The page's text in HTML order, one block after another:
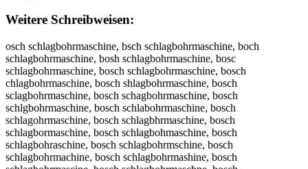
Weitere Schreibweisen:
osch schlagbohrmaschine, bsch schlagbohrmaschine, boch schlagbohrmaschine, bosh schlagbohrmaschine, bosc schlagbohrmaschine, bosch schlagbohrmaschine, bosch chlagbohrmaschine, bosch shlagbohrmaschine, bosch sclagbohrmaschine, bosch schagbohrmaschine, bosch schlgbohrmaschine, bosch schlabohrmaschine, bosch schlagohrmaschine, bosch schlagbhrmaschine, bosch schlagbormaschine, bosch schlagbohmaschine, bosch schlagbohraschine, bosch schlagbohrmschine, bosch schlagbohrmachine, bosch schlagbohrmashine, bosch schlagbohrmascine, bosch schlagbohrmaschne, bosch schlagbohrmaschie, bosch schlagbohrmaschin, bbosch schlagbohrmaschine, boosch schlagbohrmaschine, bossch schlagbohrmaschine, boscch schlagbohrmaschine, boschh schlagbohrmaschine, bosch sschlagbohrmaschine, bosch scchlagbohrmaschine, bosch schhlagbohrmaschine, bosch schllagbohrmaschine, bosch schlaagbohrmaschine, bosch schlaggbohrmaschine, bosch schlagbbohrmaschine, bosch schlagboohrmaschine, bosch schlagbohhrmaschine, bosch schlagbohrrmaschine, bosch schlagbohrmmaschine, bosch schlagbohrmaaschine, bosch schlagbohrmasschine, bosch schlagbohrmascchine, bosch schlagbohrmaschhine, bosch schlagbohrmaschiine, bosch schlagbohrmaschinne, bosch schlagbohrmaschinee, obsch schlagbohrmaschine, bsoch schlagbohrmaschine, bocsh schlagbohrmaschine, boshc schlagbohrmaschine, bosc hschlagbohrmaschine, boschs chlagbohrmaschine, bosch cshlagbohrmaschine, bosch shclagbohrmaschine, bosch sclhagbohrmaschine, bosch schalgbohrmaschine, bosch schlgabohrmaschine, bosch schlabgohrmaschine, bosch schlagobhrmaschine, bosch schlagbhormaschine, bosch schlagborhmaschine, bosch schlagbohmraschine, bosch schlagbohramschine, bosch schlagbohrmsachine, bosch schlagbohrmacshine, bosch schlagbohrmashcine, bosch schlagbohrmascihne, bosch schlagbohrmaschnie, bosch schlagbohrmaschien, boschschlagbohrmaschine, osch schlagbohrmaschine, vosch schlagbohrmaschine, fosch schlagbohrmaschine, gosch schlagbohrmaschine, hosch schlagbohrmaschine, nosch schlagbohrmaschine, bisch schlagbohrmaschine, bksch schlagbohrmaschine, blsch schlagbohrmaschine, bpsch schlagbohrmaschine, b9sch schlagbohrmaschine, b0sch schlagbohrmaschine, boqch schlagbohrmaschine, bowch schlagbohrmaschine, boech schlagbohrmaschine, bozch schlagbohrmaschine, boxch schlagbohrmaschine, bocch schlagbohrmaschine, bos h schlagbohrmaschine, bosxh schlagbohrmaschine, bossh schlagbohrmaschine, bosdh schlagbohrmaschine, bosfh schlagbohrmaschine, bosvh schlagbohrmaschine, boscb schlagbohrmaschine, boscg schlagbohrmaschine, bosct schlagbohrmaschine, boscy schlagbohrmaschine, boscu schlagbohrmaschine, boscj schlagbohrmaschine, boscm schlagbohrmaschine, boscn schlagbohrmaschine, bosch qchlagbohrmaschine, bosch wchlagbohrmaschine, bosch echlagbohrmaschine, bosch zchlagbohrmaschine, bosch xchlagbohrmaschine, bosch cchlagbohrmaschine, bosch s hlagbohrmaschine, bosch sxhlagbohrmaschine, bosch sshlagbohrmaschine, bosch sdhlagbohrmaschine, bosch sfhlagbohrmaschine, bosch svhlagbohrmaschine, bosch scblagbohrmaschine, bosch scglagbohrmaschine, bosch sctlagbohrmaschine, bosch scylagbohrmaschine, bosch sculagbohrmaschine, bosch scjlagbohrmaschine, bosch scmlagbohrmaschine, bosch scnlagbohrmaschine, bosch schpagbohrmaschine, bosch schoagbohrmaschine, bosch schiagbohrmaschine, bosch schkagbohrmaschine, bosch schmagbohrmaschine, bosch schlqgbohrmaschine, bosch schlwgbohrmaschine, bosch schlzgbohrmaschine, bosch schlxgbohrmaschine, bosch schlarbohrmaschine, bosch schlafbohrmaschine, bosch schlavbohrmaschine, bosch schlatbohrmaschine, bosch schlabbohrmaschine, bosch schlaybohrmaschine, bosch schlahbohrmaschine, bosch schlanbohrmaschine, bosch schlag ohrmaschine, bosch schlagvohrmaschine, bosch schlagfohrmaschine, bosch schlaggohrmaschine, bosch schlaghohrmaschine, bosch schlagnohrmaschine, bosch schlagbihrmaschine, bosch schlagbkhrmaschine, bosch schlagblhrmaschine, bosch schlagbphrmaschine, bosch schlagb9hrmaschine, bosch schlagb0hrmaschine, bosch schlagbobrmaschine, bosch schlagbogrmaschine, bosch schlagbotrmaschine, bosch schlagboyrmaschine, bosch schlagbourmaschine, bosch schlagbojrmaschine, bosch schlagbomrmaschine, bosch schlagbonrmaschine, bosch schlagbohemaschine, bosch schlagbohdmaschine, bosch schlagbohfmaschine, bosch schlagbohgmaschine, bosch schlagbohtmaschine, bosch schlagboh4maschine, bosch schlagboh5maschine, bosch schlagbohr aschine, bosch schlagbohrnaschine, bosch schlagbohrhaschine, bosch schlagbohrjaschine, bosch schlagbohrkaschine, bosch schlagbohrlaschine, bosch schlagbohrmqschine, bosch schlagbohrmwschine, bosch schlagbohrmzschine, bosch schlagbohrmxschine, bosch schlagbohrmaqchine, bosch schlagbohrmawchine, bosch schlagbohrmaechine, bosch schlagbohrmazchine, bosch schlagbohrmaxchine, bosch schlagbohrmacchine, bosch schlagbohrmas hine, bosch schlagbohrmasxhine, bosch schlagbohrmasshine, bosch schlagbohrmasdhine, bosch schlagbohrmasfhine, bosch schlagbohrmasvhine, bosch schlagbohrmascbine, bosch schlagbohrmascgine, bosch schlagbohrmasctine, bosch schlagbohrmascyine, bosch schlagbohrmascuine, bosch schlagbohrmascjine, bosch schlagbohrmascmine, bosch schlagbohrmascnine, bosch schlagbohrmaschune, bosch schlagbohrmaschjne, bosch schlagbohrmaschkne, bosch schlagbohrmaschlne, bosch schlagbohrmaschone, bosch schlagbohrmasch8ne, bosch schlagbohrmasch9ne, bosch schlagbohrmaschi e, bosch schlagbohrmaschibe, bosch schlagbohrmaschige, bosch schlagbohrmaschihe, bosch schlagbohrmaschije, bosch schlagbohrmaschime, bosch schlagbohrmaschinw, bosch schlagbohrmaschins, bosch schlagbohrmaschind, bosch schlagbohrmaschinf, bosch schlagbohrmaschinr, bosch schlagbohrmaschin3, bosch schlagbohrmaschin4, bosch schlagbohrmaschine, b osch schlagbohrmaschine, vbosch schlagbohrmaschine, bvosch schlagbohrmaschine, fbosch schlagbohrmaschine, bfosch schlagbohrmaschine, gbosch schlagbohrmaschine, bgosch schlagbohrmaschine, hbosch schlagbohrmaschine, bhosch schlagbohrmaschine, nbosch schlagbohrmaschine, bnosch schlagbohrmaschine, biosch schlagbohrmaschine, boisch schlagbohrmaschine, bkosch schlagbohrmaschine, boksch schlagbohrmaschine, blosch schlagbohrmaschine, bolsch schlagbohrmaschine, bposch schlagbohrmaschine, bopsch schlagbohrmaschine, b9osch schlagbohrmaschine, bo9sch schlagbohrmaschine, b0osch schlagbohrmaschine, bo0sch schlagbohrmaschine, boqsch schlagbohrmaschine, bosqch schlagbohrmaschine, bowsch schlagbohrmaschine, boswch schlagbohrmaschine, boesch schlagbohrmaschine, bosech schlagbohrmaschine, bozsch schlagbohrmaschine, boszch schlagbohrmaschine, boxsch schlagbohrmaschine, bosxch schlagbohrmaschine, bocsch schlagbohrmaschine, bos ch schlagbohrmaschine, bosc h schlagbohrmaschine, boscxh schlagbohrmaschine, boscsh schlagbohrmaschine, bosdch schlagbohrmaschine, boscdh schlagbohrmaschine, bosfch schlagbohrmaschine, boscfh schlagbohrmaschine, bosvch schlagbohrmaschine, boscvh schlagbohrmaschine, boscbh schlagbohrmaschine, boschb schlagbohrmaschine, boscgh schlagbohrmaschine, boschg schlagbohrmaschine, boscth schlagbohrmaschine, boscht schlagbohrmaschine, boscyh schlagbohrmaschine, boschy schlagbohrmaschine, boscuh schlagbohrmaschine, boschu schlagbohrmaschine, boscjh schlagbohrmaschine, boschj schlagbohrmaschine, boscmh schlagbohrmaschine, boschm schlagbohrmaschine, boscnh schlagbohrmaschine, boschn schlagbohrmaschine, bosch qschlagbohrmaschine, bosch sqchlagbohrmaschine, bosch wschlagbohrmaschine, bosch swchlagbohrmaschine, bosch eschlagbohrmaschine, bosch sechlagbohrmaschine, bosch zschlagbohrmaschine, bosch szchlagbohrmaschine, bosch xschlagbohrmaschine, bosch sxchlagbohrmaschine, bosch cschlagbohrmaschine, bosch s chlagbohrmaschine, bosch sc hlagbohrmaschine, bosch scxhlagbohrmaschine, bosch scshlagbohrmaschine, bosch sdchlagbohrmaschine, bosch scdhlagbohrmaschine, bosch sfchlagbohrmaschine, bosch scfhlagbohrmaschine, bosch svchlagbohrmaschine, bosch scvhlagbohrmaschine, bosch scbhlagbohrmaschine, bosch schblagbohrmaschine, bosch scghlagbohrmaschine, bosch schglagbohrmaschine, bosch scthlagbohrmaschine, bosch schtlagbohrmaschine, bosch scyhlagbohrmaschine, bosch schylagbohrmaschine, bosch scuhlagbohrmaschine, bosch schulagbohrmaschine, bosch scjhlagbohrmaschine, bosch schjlagbohrmaschine, bosch scmhlagbohrmaschine, bosch schmlagbohrmaschine, bosch scnhlagbohrmaschine, bosch schnlagbohrmaschine, bosch schplagbohrmaschine, bosch schlpagbohrmaschine, bosch scholagbohrmaschine, bosch schloagbohrmaschine, bosch schilagbohrmaschine, bosch schliagbohrmaschine, bosch schklagbohrmaschine, bosch schlkagbohrmaschine, bosch schlmagbohrmaschine, bosch schlqagbohrmaschine, bosch schlaqgbohrmaschine, bosch schlwagbohrmaschine, bosch schlawgbohrmaschine, bosch schlzagbohrmaschine, bosch schlazgbohrmaschine, bosch schlxagbohrmaschine, bosch schlaxgbohrmaschine, bosch schlargbohrmaschine, bosch schlagrbohrmaschine, bosch schlafgbohrmaschine, bosch schlagfbohrmaschine, bosch schlavgbohrmaschine, bosch schlagvbohrmaschine, bosch schlatgbohrmaschine, bosch schlagtbohrmaschine, bosch schlabgbohrmaschine, bosch schlaygbohrmaschine, bosch schlagybohrmaschine, bosch schlahgbohrmaschine, bosch schlaghbohrmaschine, bosch schlangbohrmaschine, bosch schlagnbohrmaschine, bosch schlag bohrmaschine, bosch schlagb ohrmaschine, bosch schlagbvohrmaschine, bosch schlagbfohrmaschine, bosch schlagbgohrmaschine, bosch schlagbhohrmaschine, bosch schlagbnohrmaschine, bosch schlagbiohrmaschine, bosch schlagboihrmaschine, bosch schlagbkohrmaschine, bosch schlagbokhrmaschine, bosch schlagblohrmaschine, bosch schlagbolhrmaschine, bosch schlagbpohrmaschine, bosch schlagbophrmaschine, bosch schlagb9ohrmaschine, bosch schlagbo9hrmaschine, bosch schlagb0ohrmaschine, bosch schlagbo0hrmaschine, bosch schlagbobhrmaschine, bosch schlagbohbrmaschine, bosch schlagboghrmaschine, bosch schlagbohgrmaschine, bosch schlagbothrmaschine, bosch schlagbohtrmaschine, bosch schlagboyhrmaschine, bosch schlagbohyrmaschine, bosch schlagbouhrmaschine, bosch schlagbohurmaschine, bosch schlagbojhrmaschine, bosch schlagbohjrmaschine, bosch schl